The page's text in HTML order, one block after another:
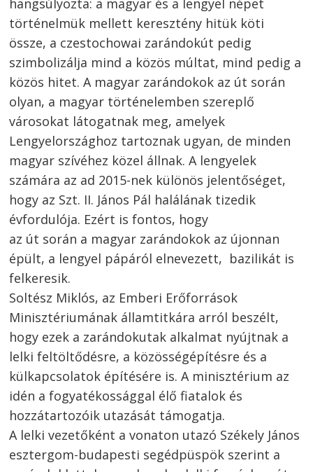
hangsúlyozta: a magyar és a lengyel népet
történelmük mellett keresztény hitük köti
össze, a czestochowai zarándokút pedig
szimbolizálja mind a közös múltat, mind pedig a
közös hitet. A magyar zarándokok az út során
olyan, a magyar történelemben szereplő
városokat látogatnak meg, amelyek
Lengyelországhoz tartoznak ugyan, de minden
magyar szívéhez közel állnak. A lengyelek
számára az ad 2015-nek különös jelentőséget,
hogy az Szt. II. János Pál halálának tizedik
évfordulója. Ezért is fontos, hogy
az út során a magyar zarándokok az újonnan
épült, a lengyel pápáról elnevezett, bazilikát is
felkeresik.
Soltész Miklós, az Emberi Erőforrások
Minisztériumának államtitkára arról beszélt,
hogy ezek a zarándokutak alkalmat nyújtnak a
lelki feltöltődésre, a közösségépítésre és a
külkapcsolatok építésére is. A minisztérium az
idén a fogyatékossággal élő fiatalok és
hozzátartozóik utazását támogatja.
A lelki vezetőként a vonaton utazó Székely János
esztergom-budapesti segédpüspök szerint a
Bejegyzés
navigáció